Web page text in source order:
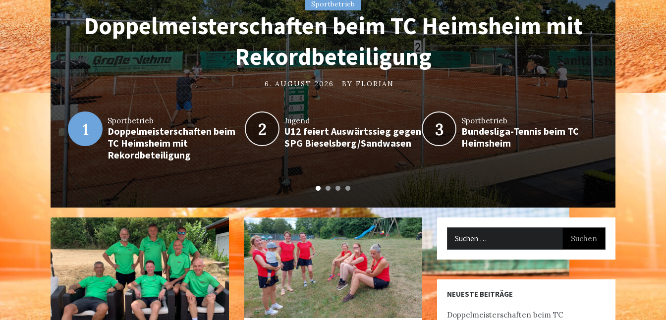
Sportbetrieb
Doppelmeisterschaften beim TC Heimsheim mit
Rekordbeteiligung
6. AUGUST 2026 BY FLORIAN
Jugend
U12 feiert Auswärtssieg gegen SPG
Bieselsberg/Sandwasen
6. AUGUST 2026 BY FLORIAN
Sportbetrieb
Bundesliga-Tennis beim TC Heimsheim
5. AUGUST 2026 BYFLORIAN
Sportbetrieb
Erneut erfolgreicher Spieltag der Damen 40/1
4. AUGUST 2026 BYFLORIAN
Spieltag
Sportbetrieb
Doppelmeisterschaften beim
TC Heimsheim mit
Rekordbeteiligung
1 Jugend
U12 feiert Auswärtssieg gegen
SPG Bieselsberg/Sandwasen
2 Sportbetrieb
Bundesliga-Tennis beim TC
Heimsheim
3
der
4
NEUESTE BEITRÄGE
Doppelmeisterschaften beim TC